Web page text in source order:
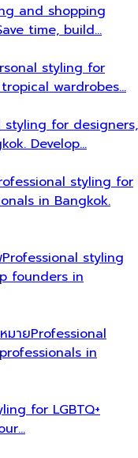
and shopping
time, build…
styling for
wardrobes…
styling for designers,
Develop…
styling for
in Bangkok.
Professional styling
founders in
มายProfessional
in
for LGBTQ+